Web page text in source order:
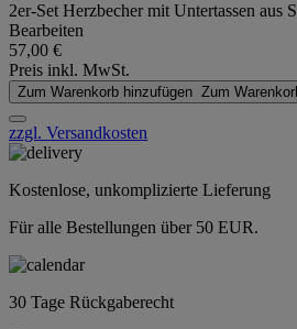
2er-Set Herzbecher mit Untertassen aus
Bearbeiten
57,00 €
Preis inkl. MwSt.
Zum Warenkorb hinzufügen Zum
zzgl. Versandkosten
Kostenlose, unkomplizierte Lieferung
Für alle Bestellungen über 50 EUR.
30 Tage Rückgaberecht